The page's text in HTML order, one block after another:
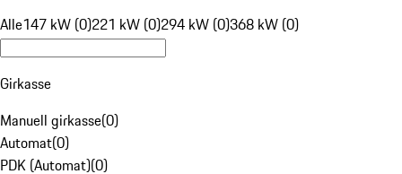
Alle147 kW (0)221 kW (0)294 kW (0)368 kW (0)
Girkasse
Manuell girkasse(0)
Automat(0)
PDK (Automat)(0)